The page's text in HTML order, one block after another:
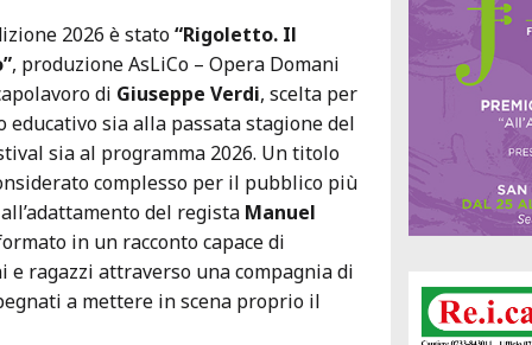
2026 è stato“Rigoletto. Il
, produzione AsLiCo – Opera Domani
di Giuseppe Verdi, scelta per
educativo sia alla passata stagione del
sia al programma 2026. Un titolo
complesso per il pubblico più
del regista Manuel
in un racconto capace di
e ragazzi attraverso una compagnia di
a mettere in scena proprio il